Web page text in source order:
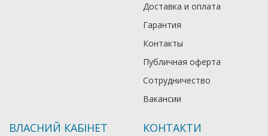
Доставка и оплата
Гарантия
Контакты
Публичная оферта
Сотрудничество
Вакансии
ВЛАСНИЙ КАБІНЕТ КОНТАКТИ